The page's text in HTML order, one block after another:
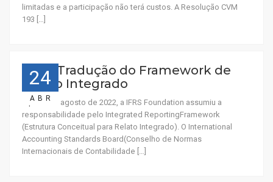
limitadas e a participação não terá custos. A Resolução CVM
193 […]
24
ABR
Nova Tradução do Framework de
Relato Integrado
A partir de agosto de 2022, a IFRS Foundation assumiu a
responsabilidade pelo Integrated ReportingFramework
(Estrutura Conceitual para Relato Integrado). O International
Accounting Standards Board(Conselho de Normas
Internacionais de Contabilidade […]